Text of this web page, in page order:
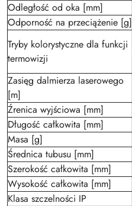
Odległość od oka [mm]
Odporność na przeciążenie [g]
Tryby kolorystyczne dla funkcji
termowizji
Zasięg dalmierza laserowego
[m]
Źrenica wyjściowa [mm]
Długość całkowita [mm]
Masa [g]
Średnica tubusu [mm]
Szerokość całkowita [mm]
Wysokość całkowita [mm]
Klasa szczelności IP